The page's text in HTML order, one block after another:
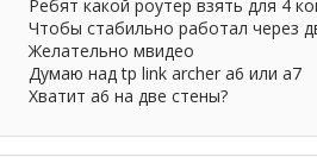
Ребят какой роутер взять для 4
Чтобы стабильно работал через
Желательно мвидео
Думаю над tp link archer a6 или a7
Хватит а6 на две стены?